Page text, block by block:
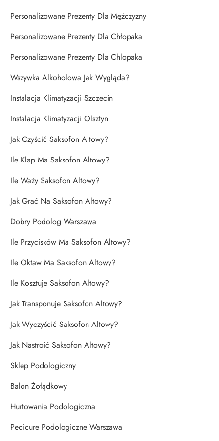
Personalizowane Prezenty Dla Mężczyzny
Personalizowane Prezenty Dla Chłopaka
Personalizowane Prezenty Dla Chlopaka
Wszywka Alkoholowa Jak Wygląda?
Instalacja Klimatyzacji Szczecin
Instalacja Klimatyzacji Olsztyn
Jak Czyścić Saksofon Altowy?
Ile Klap Ma Saksofon Altowy?
Ile Waży Saksofon Altowy?
Jak Grać Na Saksofon Altowy?
Dobry Podolog Warszawa
Ile Przycisków Ma Saksofon Altowy?
Ile Oktaw Ma Saksofon Altowy?
Ile Kosztuje Saksofon Altowy?
Jak Transponuje Saksofon Altowy?
Jak Wyczyścić Saksofon Altowy?
Jak Nastroić Saksofon Altowy?
Sklep Podologiczny
Balon Żołądkowy
Hurtowania Podologiczna
Pedicure Podologiczne Warszawa